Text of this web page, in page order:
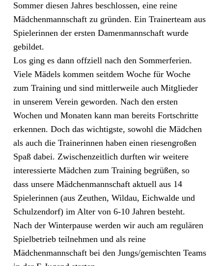
Sommer diesen Jahres beschlossen, eine reine
Mädchenmannschaft zu gründen. Ein Trainerteam aus
Spielerinnen der ersten Damenmannschaft wurde
gebildet.
Los ging es dann offziell nach den Sommerferien.
Viele Mädels kommen seitdem Woche für Woche
zum Training und sind mittlerweile auch Mitglieder
in unserem Verein geworden. Nach den ersten
Wochen und Monaten kann man bereits Fortschritte
erkennen. Doch das wichtigste, sowohl die Mädchen
als auch die Trainerinnen haben einen riesengroßen
Spaß dabei. Zwischenzeitlich durften wir weitere
interessierte Mädchen zum Training begrüßen, so
dass unsere Mädchenmannschaft aktuell aus 14
Spielerinnen (aus Zeuthen, Wildau, Eichwalde und
Schulzendorf) im Alter von 6-10 Jahren besteht.
Nach der Winterpause werden wir auch am regulären
Spielbetrieb teilnehmen und als reine
Mädchenmannschaft bei den Jungs/gemischten Teams